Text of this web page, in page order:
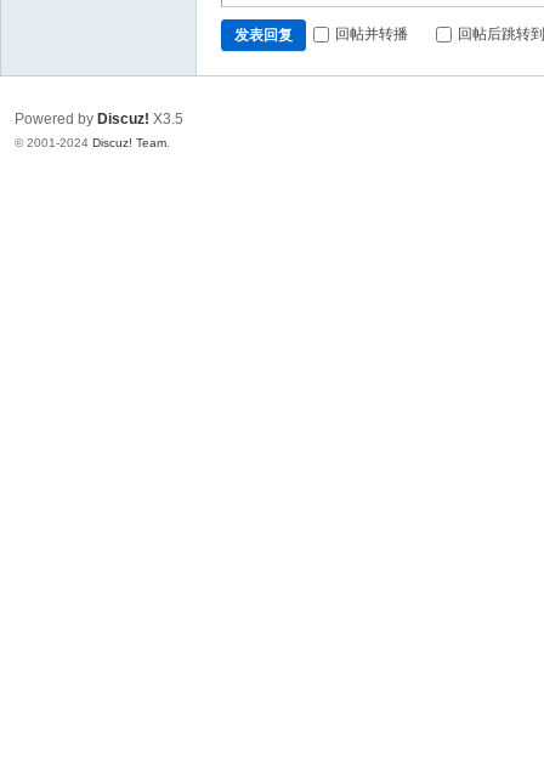
发表回复 回帖并转播 回帖后跳转
Powered by Discuz! X3.5
© 2001-2024 Discuz! Team